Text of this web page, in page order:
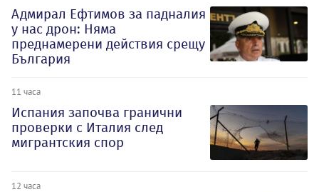
Адмирал Ефтимов за падналия
у нас дрон: Няма
преднамерени действия срещу
България
11 часа
Испания започва гранични
проверки с Италия след
мигрантския спор
12 часа